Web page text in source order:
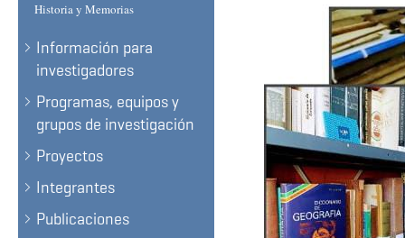
Historia y Memorias
Información para
investigadores
Programas, equipos y
grupos de investigación
Proyectos
Integrantes
Publicaciones